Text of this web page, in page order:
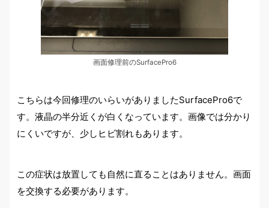
画面修理前のSurfacePro6
こちらは今回修理のいらいがありましたSurfacePro6で
す。液晶の半分近くが白くなっています。画像では分かり
にくいですが、少しヒビ割れもあります。
この症状は放置しても自然に直ることはありません。画面
を交換する必要があります。